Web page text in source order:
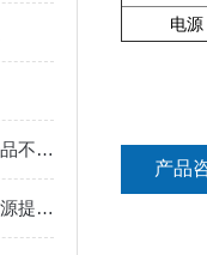
关于干燥箱、恒温培养箱等产品不作为医疗器械产品管理的说明
冷光源植物培养箱是利用冷光源提供光照的设备
电源
产品